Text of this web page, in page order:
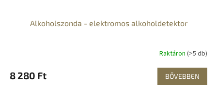
Alkoholszonda - elektromos alkoholdetektor
Raktáron (>5 db)
8 280 Ft BŐVEBBEN